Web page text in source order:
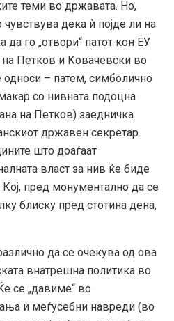
теми во државата. Но,
дека ѝ појде ли на
да го „отвори“ патот кон ЕУ
на Петков и Ковачевски во
односи – патем, симболично
со нивната подоцна
на Петков) заедничка
државен секретар
што доаѓаат
власт за нив ќе биде
пред монументално да се
блиску пред стотина дена,
да се очекува од ова
внатрешна политика во
се „давиме“ во
и меѓусебни навреди (во